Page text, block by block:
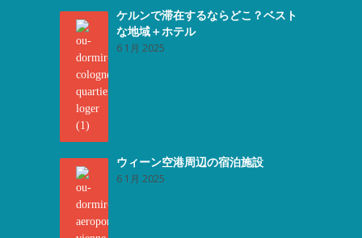
ケルンで滞在するならどこ？ベスト
な地域＋ホテル
6 1月 2025
ウィーン空港周辺の宿泊施設
6 1月 2025